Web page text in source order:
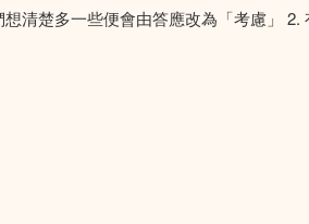
清楚多一些便會由答應改為「考慮」 2.